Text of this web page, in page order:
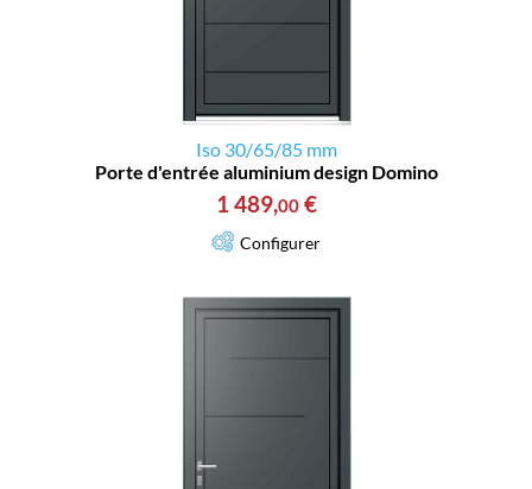
Iso 30/65/85 mm
Porte d'entrée aluminium design Domino
1 489,00 €
Configurer